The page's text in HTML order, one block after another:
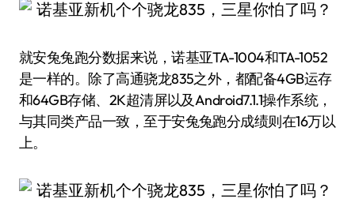
就安兔兔跑分数据来说，诺基亚TA-1004和TA-1052
是一样的。除了高通骁龙835之外，都配备4GB运存
和64GB存储、2K超清屏以及Android7.1.1操作系统，
与其同类产品一致，至于安兔兔跑分成绩则在16万以
上。